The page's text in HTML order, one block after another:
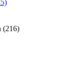
(216)